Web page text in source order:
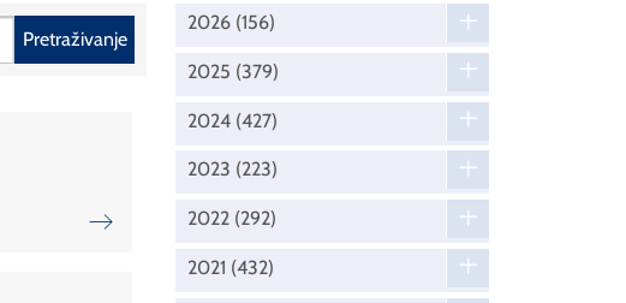
Pretraživanje
2026 (156)
2025 (379)
2024 (427)
2023 (223)
2022 (292)
2021 (432)